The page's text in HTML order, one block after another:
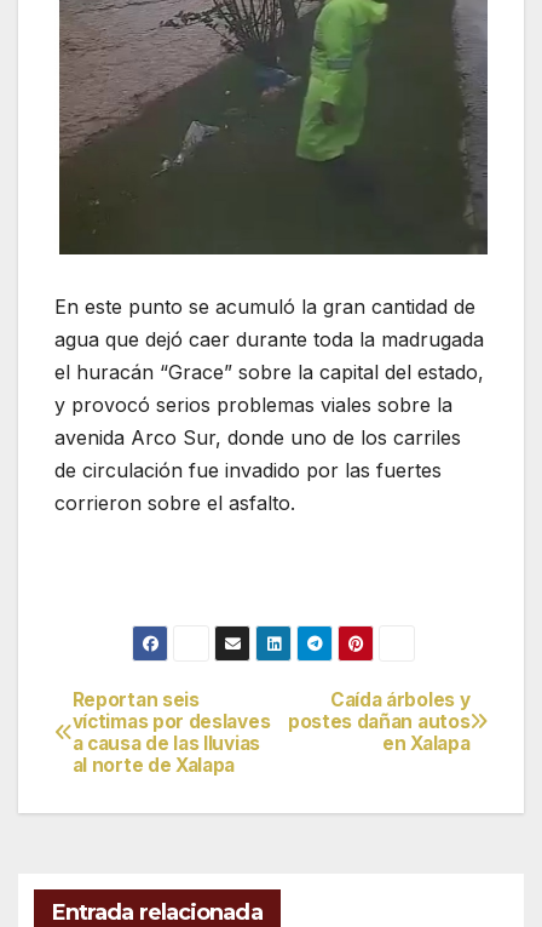
En este punto se acumuló la gran cantidad de
agua que dejó caer durante toda la madrugada
el huracán “Grace” sobre la capital del estado,
y provocó serios problemas viales sobre la
avenida Arco Sur, donde uno de los carriles
de circulación fue invadido por las fuertes
corrieron sobre el asfalto.
Navegación
de
entradas
Caída árboles y
postes dañan autos
en Xalapa
Reportan seis
víctimas por deslaves
a causa de las lluvias
al norte de Xalapa
Entrada relacionada